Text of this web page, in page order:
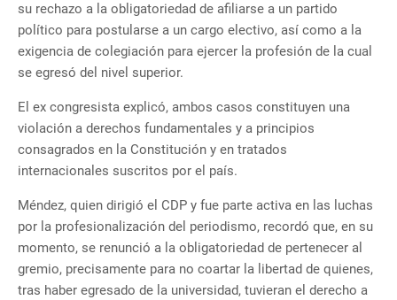
su rechazo a la obligatoriedad de afiliarse a un partido
político para postularse a un cargo electivo, así como a la
exigencia de colegiación para ejercer la profesión de la cual
se egresó del nivel superior.
El ex congresista explicó, ambos casos constituyen una
violación a derechos fundamentales y a principios
consagrados en la Constitución y en tratados
internacionales suscritos por el país.
Méndez, quien dirigió el CDP y fue parte activa en las luchas
por la profesionalización del periodismo, recordó que, en su
momento, se renunció a la obligatoriedad de pertenecer al
gremio, precisamente para no coartar la libertad de quienes,
tras haber egresado de la universidad, tuvieran el derecho a